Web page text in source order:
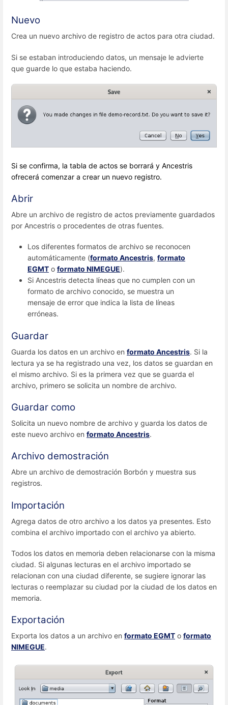
Nuevo
Crea un nuevo archivo de registro de actos para otra ciudad.
Si se estaban introduciendo datos, un mensaje le advierte
que guarde lo que estaba haciendo.
Si se confirma, la tabla de actos se borrará y Ancestris
ofrecerá comenzar a crear un nuevo registro.
Abrir
Abre un archivo de registro de actos previamente guardados
por Ancestris o procedentes de otras fuentes.
Los diferentes formatos de archivo se reconocen
automáticamente (formato Ancestris, formato
EGMT o formato NIMEGUE).
Si Ancestris detecta líneas que no cumplen con un
formato de archivo conocido, se muestra un
mensaje de error que indica la lista de líneas
erróneas.
Guardar
Guarda los datos en un archivo en formato Ancestris. Si la
lectura ya se ha registrado una vez, los datos se guardan en
el mismo archivo. Si es la primera vez que se guarda el
archivo, primero se solicita un nombre de archivo.
Guardar como
Solicita un nuevo nombre de archivo y guarda los datos de
este nuevo archivo en formato Ancestris.
Archivo demostración
Abre un archivo de demostración Borbón y muestra sus
registros.
Importación
Agrega datos de otro archivo a los datos ya presentes. Esto
combina el archivo importado con el archivo ya abierto.
Todos los datos en memoria deben relacionarse con la misma
ciudad. Si algunas lecturas en el archivo importado se
relacionan con una ciudad diferente, se sugiere ignorar las
lecturas o reemplazar su ciudad por la ciudad de los datos en
memoria.
Exportación
Exporta los datos a un archivo en formato EGMT o formato
NIMEGUE.